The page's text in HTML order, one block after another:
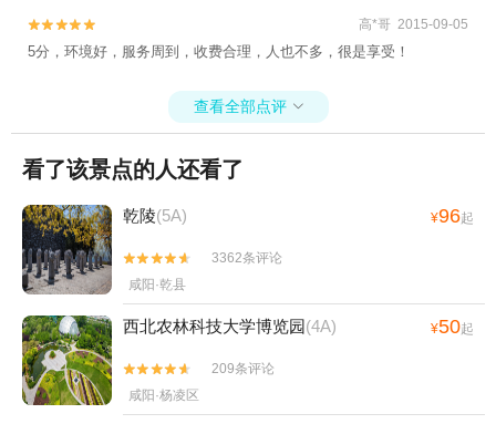

 高*哥 2015-09-05
5分，环境好，服务周到，收费合理，人也不多，很是享受！
查看全部点评 
看了该景点的人还看了
乾陵(5A) ¥96起


3362条评论
咸阳·乾县
西北农林科技大学博览园(4A) ¥50起


209条评论
咸阳·杨凌区